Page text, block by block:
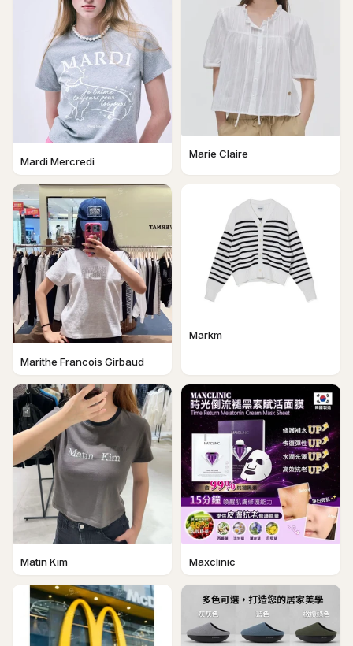
Mardi Mercredi
Marie Claire
Marithe Francois Girbaud
Markm
Matin Kim Maxclinic